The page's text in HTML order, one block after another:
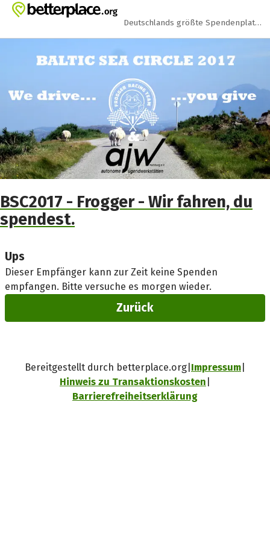
Zum Hauptinhalt springen
Erklärung zur Barrierefreiheit anzeigen
Deutschlands größte Spendenplattform
BSC2017 - Frogger - Wir fahren, du
spendest.
Ups
Dieser Empfänger kann zur Zeit keine Spenden
empfangen. Bitte versuche es morgen wieder.
Zurück
Bereitgestellt durch betterplace.org Impressum
Hinweis zu Transaktionskosten
Barrierefreiheitserklärung